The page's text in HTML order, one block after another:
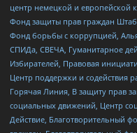
центр немецкой и европейской
Фонд защиты прав граждан
Фонд борьбы с коррупцией,
СПИДа, СВЕЧА, Гуманитарное
Избирателей, Правовая
Центр поддержки и содействия
Горячая Линия, В защиту прав
социальных движений, Центр
Действие, Благотворительный